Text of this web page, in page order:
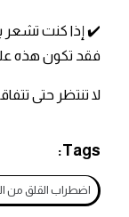
✔️ إذا كنت تشعر
فقد تكون هذه
لا تنتظر حتى
Tags:
اضطراب القلق من